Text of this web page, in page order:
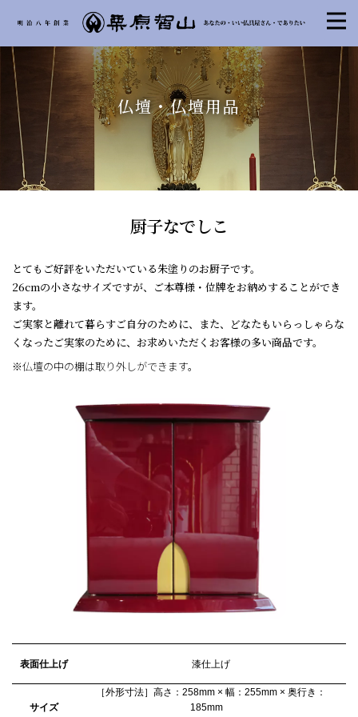
仏壇・仏壇用品
厨子なでしこ
とてもご好評をいただいている朱塗りのお厨子です。
26cmの小さなサイズですが、ご本尊様・位牌をお納めすることができ
ます。
ご実家と離れて暮らすご自分のために、また、どなたもいらっしゃらな
くなったご実家のために、お求めいただくお客様の多い商品です。
※仏壇の中の棚は取り外しができます。
表面仕上げ 漆仕上げ
サイズ
［外形寸法］高さ：258mm × 幅：255mm × 奥行き：
185mm